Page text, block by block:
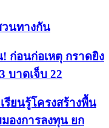
นทางกัน
ก่อนก่อเหตุ กราดยิง
บาดเจ็บ 22
รียนรู้โครงสร้างพื้น
องการลงทุน ยก